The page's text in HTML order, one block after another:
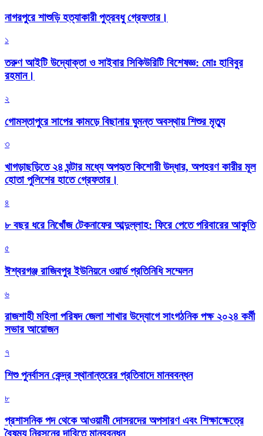
নাগরপুরে শাশুড়ি হত্যাকারী পুত্রবধু গ্রেফতার।
১
তরুণ আইটি উদ্যোক্তা ও সাইবার সিকিউরিটি বিশেষজ্ঞ: মোঃ হাবিবুর
রহমান।
২
গোমস্তাপুরে সাপের কামড়ে বিছানায় ঘুমন্ত অবস্থায় শিশুর মৃত্যু
৩
খাগড়াছড়িতে ২৪ ঘন্টার মধ্যে অপহৃত কিশোরী উদ্ধার, অপহরণ কারীর মূল
হোতা পুলিশের হাতে গ্রেফতার।
৪
৮ বছর ধরে নিখোঁজ টেকনাফের আব্দুল্লাহ: ফিরে পেতে পরিবারের আকুতি
৫
ঈশ্বরগঞ্জ রাজিবপুর ইউনিয়নে ওয়ার্ড প্রতিনিধি সম্মেলন
৬
রাজশাহী মহিলা পরিষদ জেলা শাখার উদ্যোগে সাংগঠনিক পক্ষ ২০২৪ কর্মী
সভার আয়োজন
৭
শিশু পুনর্বাসন কেন্দ্র স্থানান্তরের প্রতিবাদে মানববন্ধন
৮
প্রশাসনিক পদ থেকে আওয়ামী দোসরদের অপসারণ এবং শিক্ষাক্ষেত্রে
বৈষম্য নিরসনের দাবিতে মানববন্ধন